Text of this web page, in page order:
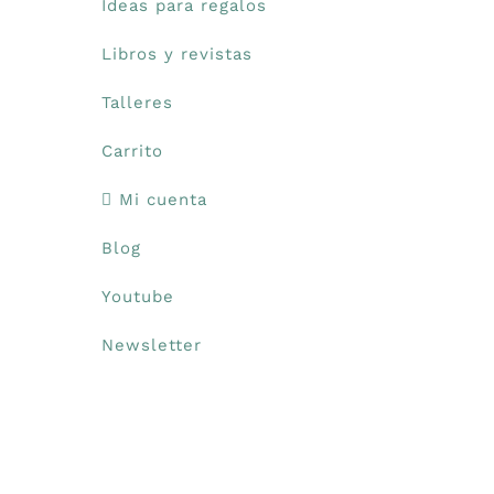
Ideas para regalos
Libros y revistas
Talleres
Carrito
Mi cuenta
Blog
Youtube
Newsletter